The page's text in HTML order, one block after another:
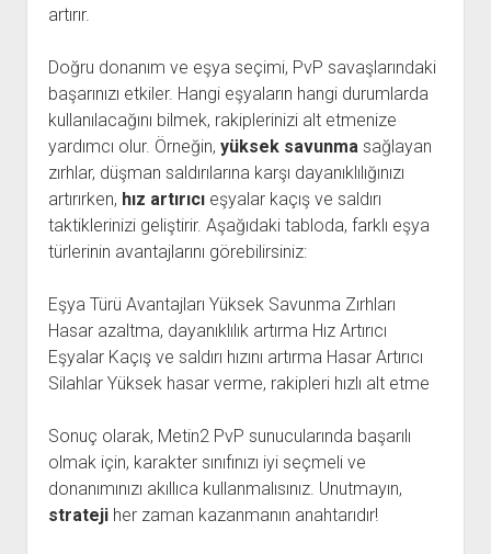
artırır.
Doğru donanım ve eşya seçimi, PvP savaşlarındaki
başarınızı etkiler. Hangi eşyaların hangi durumlarda
kullanılacağını bilmek, rakiplerinizi alt etmenize
yardımcı olur. Örneğin, yüksek savunmasağlayan
zırhlar, düşman saldırılarına karşı dayanıklılığınızı
artırırken, hız artırıcıeşyalar kaçış ve saldırı
taktiklerinizi geliştirir. Aşağıdaki tabloda, farklı eşya
türlerinin avantajlarını görebilirsiniz:
Eşya Türü Avantajları Yüksek Savunma Zırhları
Hasar azaltma, dayanıklılık artırma Hız Artırıcı
Eşyalar Kaçış ve saldırı hızını artırma Hasar Artırıcı
Silahlar Yüksek hasar verme, rakipleri hızlı alt etme
Sonuç olarak, Metin2 PvP sunucularında başarılı
olmak için, karakter sınıfınızı iyi seçmeli ve
donanımınızı akıllıca kullanmalısınız. Unutmayın,
stratejiher zaman kazanmanın anahtarıdır!